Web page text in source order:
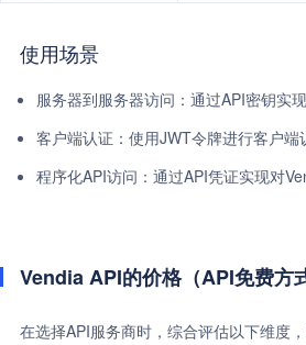
使用场景
服务器到服务器访问：通过API密钥实
客户端认证：使用JWT令牌进行客户端
程序化API访问：通过API凭证实现对
Vendia API的价格（API免费方
在选择API服务商时，综合评估以下维度